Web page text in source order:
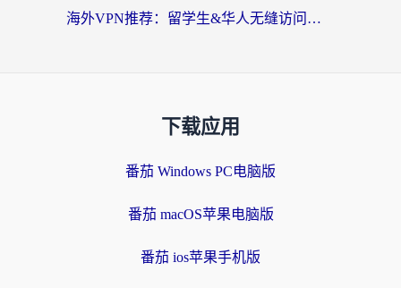
海外VPN推荐：留学生&华人无缝访问国内资源的避坑指南
下载应用
番茄 Windows PC电脑版
番茄 macOS苹果电脑版
番茄 ios苹果手机版